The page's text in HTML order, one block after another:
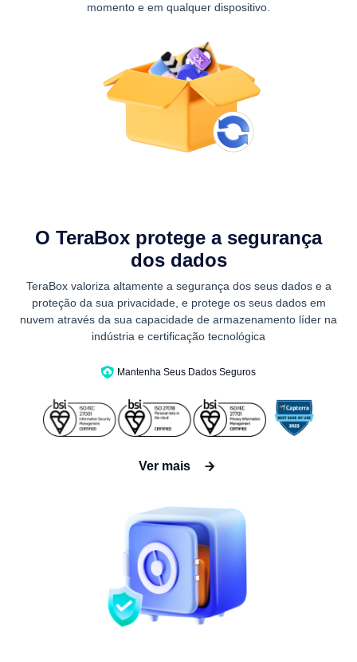
momento e em qualquer dispositivo.
O TeraBox protege a segurança
dos dados
TeraBox valoriza altamente a segurança dos seus dados e a
proteção da sua privacidade, e protege os seus dados em
nuvem através da sua capacidade de armazenamento líder na
indústria e certificação tecnológica
Mantenha Seus Dados Seguros
Ver mais